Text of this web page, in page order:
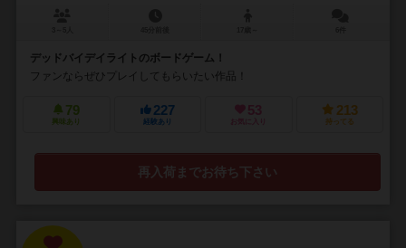
デッドバイデイライトのボードゲーム！
ファンならぜひプレイしてもらいたい作品！
79
興味あり
227
経験あり
53
お気に入り
213
持ってる
再入荷までお待ち下さい